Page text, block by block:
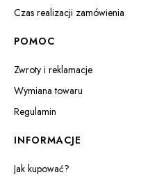
Czas realizacji zamówienia
POMOC
Zwroty i reklamacje
Wymiana towaru
Regulamin
INFORMACJE
Jak kupować?